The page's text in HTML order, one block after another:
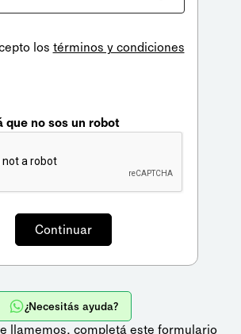
los términos y condiciones
que no sos un robot
¿Necesitás ayuda?
llamemos, completá este formulario